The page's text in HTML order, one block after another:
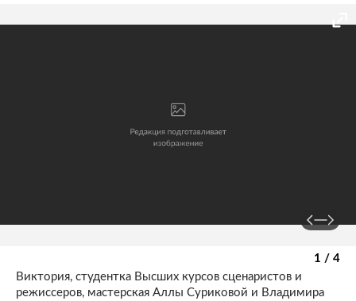
1 / 4
Виктория, студентка Высших курсов сценаристов и
режиссеров, мастерская Аллы Суриковой и Владимира